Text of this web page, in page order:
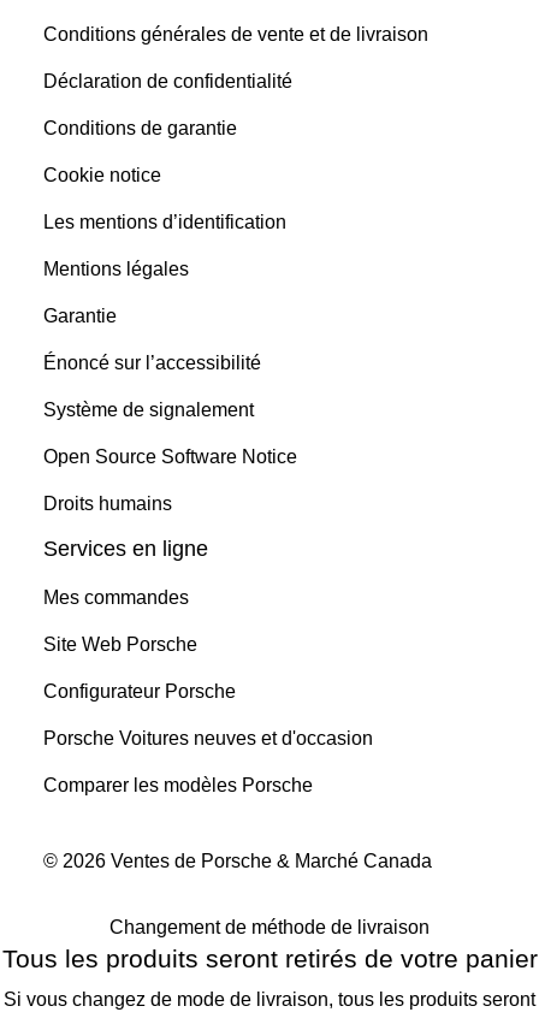
Conditions générales de vente et de livraison
Déclaration de confidentialité
Conditions de garantie
Cookie notice
Les mentions d’identification
Mentions légales
Garantie
Énoncé sur l’accessibilité
Système de signalement
Open Source Software Notice
Droits humains
Services en ligne
Mes commandes
Site Web Porsche
Configurateur Porsche
Porsche Voitures neuves et d'occasion
Comparer les modèles Porsche
© 2026 Ventes de Porsche & Marché Canada
Changement de méthode de livraison
Tous les produits seront retirés de votre panier
Si vous changez de mode de livraison, tous les produits seront